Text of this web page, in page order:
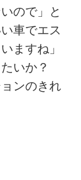
ので」と
車でエス
ますね」
たいか？
ンのきれ